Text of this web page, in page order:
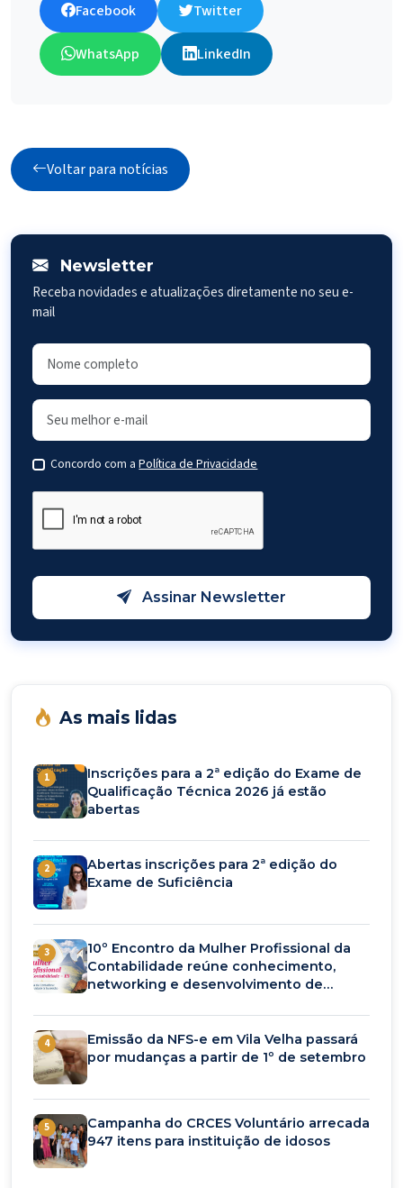
Facebook Twitter
WhatsApp LinkedIn
Voltar para notícias
Newsletter
Receba novidades e atualizações diretamente no seu e-
mail
Concordo com aPolítica de Privacidade
Assinar Newsletter
As mais lidas
1
Inscrições para a 2ª edição do Exame de
Qualificação Técnica 2026 já estão
abertas
2
Abertas inscrições para 2ª edição do
Exame de Suficiência
3
10º Encontro da Mulher Profissional da
Contabilidade reúne conhecimento,
networking e desenvolvimento de
4
Emissão da NFS-e em Vila Velha passará
por mudanças a partir de 1º de setembro
5
Campanha do CRCES Voluntário arrecada
947 itens para instituição de idosos